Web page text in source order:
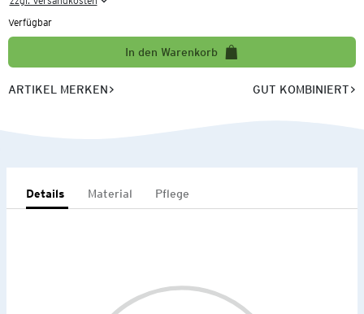
Verfügbar
In den Warenkorb
ARTIKEL MERKEN GUT KOMBINIERT
Details Material Pflege